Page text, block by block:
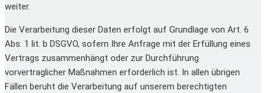
weiter.
Die Verarbeitung dieser Daten erfolgt auf Grundlage von Art. 6
Abs. 1 lit. b DSGVO, sofern Ihre Anfrage mit der Erfüllung eines
Vertrags zusammenhängt oder zur Durchführung
vorvertraglicher Maßnahmen erforderlich ist. In allen übrigen
Fällen beruht die Verarbeitung auf unserem berechtigten